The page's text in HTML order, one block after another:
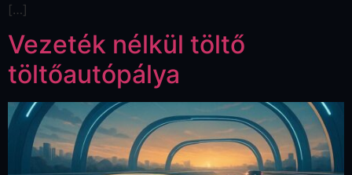
[…]
Vezeték nélkül töltő
töltőautópálya